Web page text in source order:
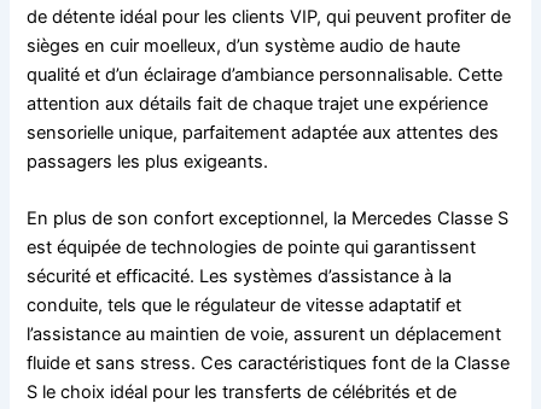
de détente idéal pour les clients VIP, qui peuvent profiter de
sièges en cuir moelleux, d’un système audio de haute
qualité et d’un éclairage d’ambiance personnalisable. Cette
attention aux détails fait de chaque trajet une expérience
sensorielle unique, parfaitement adaptée aux attentes des
passagers les plus exigeants.
En plus de son confort exceptionnel, la Mercedes Classe S
est équipée de technologies de pointe qui garantissent
sécurité et efficacité. Les systèmes d’assistance à la
conduite, tels que le régulateur de vitesse adaptatif et
l’assistance au maintien de voie, assurent un déplacement
fluide et sans stress. Ces caractéristiques font de la Classe
S le choix idéal pour les transferts de célébrités et de